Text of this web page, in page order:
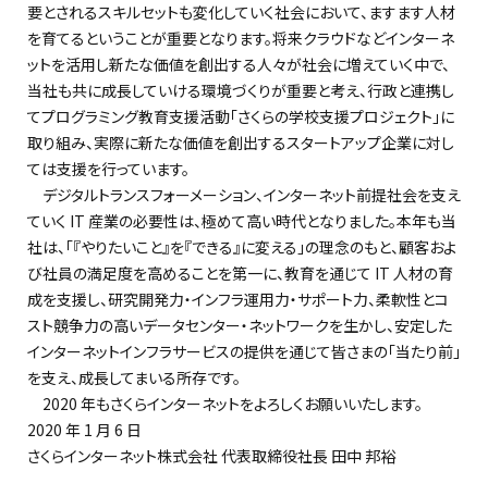
要とされるスキルセットも変化していく社会において、ますます人材
を育てるということが重要となります。将来クラウドなどインターネ
ットを活用し新たな価値を創出する人々が社会に増えていく中で、
当社も共に成⾧していける環境づくりが重要と考え、行政と連携し
てプログラミング教育支援活動「さくらの学校支援プロジェクト」に
取り組み、実際に新たな価値を創出するスタートアップ企業に対し
ては支援を行っています。
デジタルトランスフォーメーション、インターネット前提社会を支え
ていく IT 産業の必要性は、極めて高い時代となりました。本年も当
社は、「『やりたいこと』を『できる』に変える」の理念のもと、顧客およ
び社員の満足度を高めることを第一に、教育を通じて IT 人材の育
成を支援し、研究開発力・インフラ運用力・サポート力、柔軟性とコ
スト競争力の高いデータセンター・ネットワークを生かし、安定した
インターネットインフラサービスの提供を通じて皆さまの「当たり前」
を支え、成⾧してまいる所存です。
2020 年もさくらインターネットをよろしくお願いいたします。
2020 年 1 月 6 日
さくらインターネット株式会社 代表取締役社⾧ 田中 邦裕